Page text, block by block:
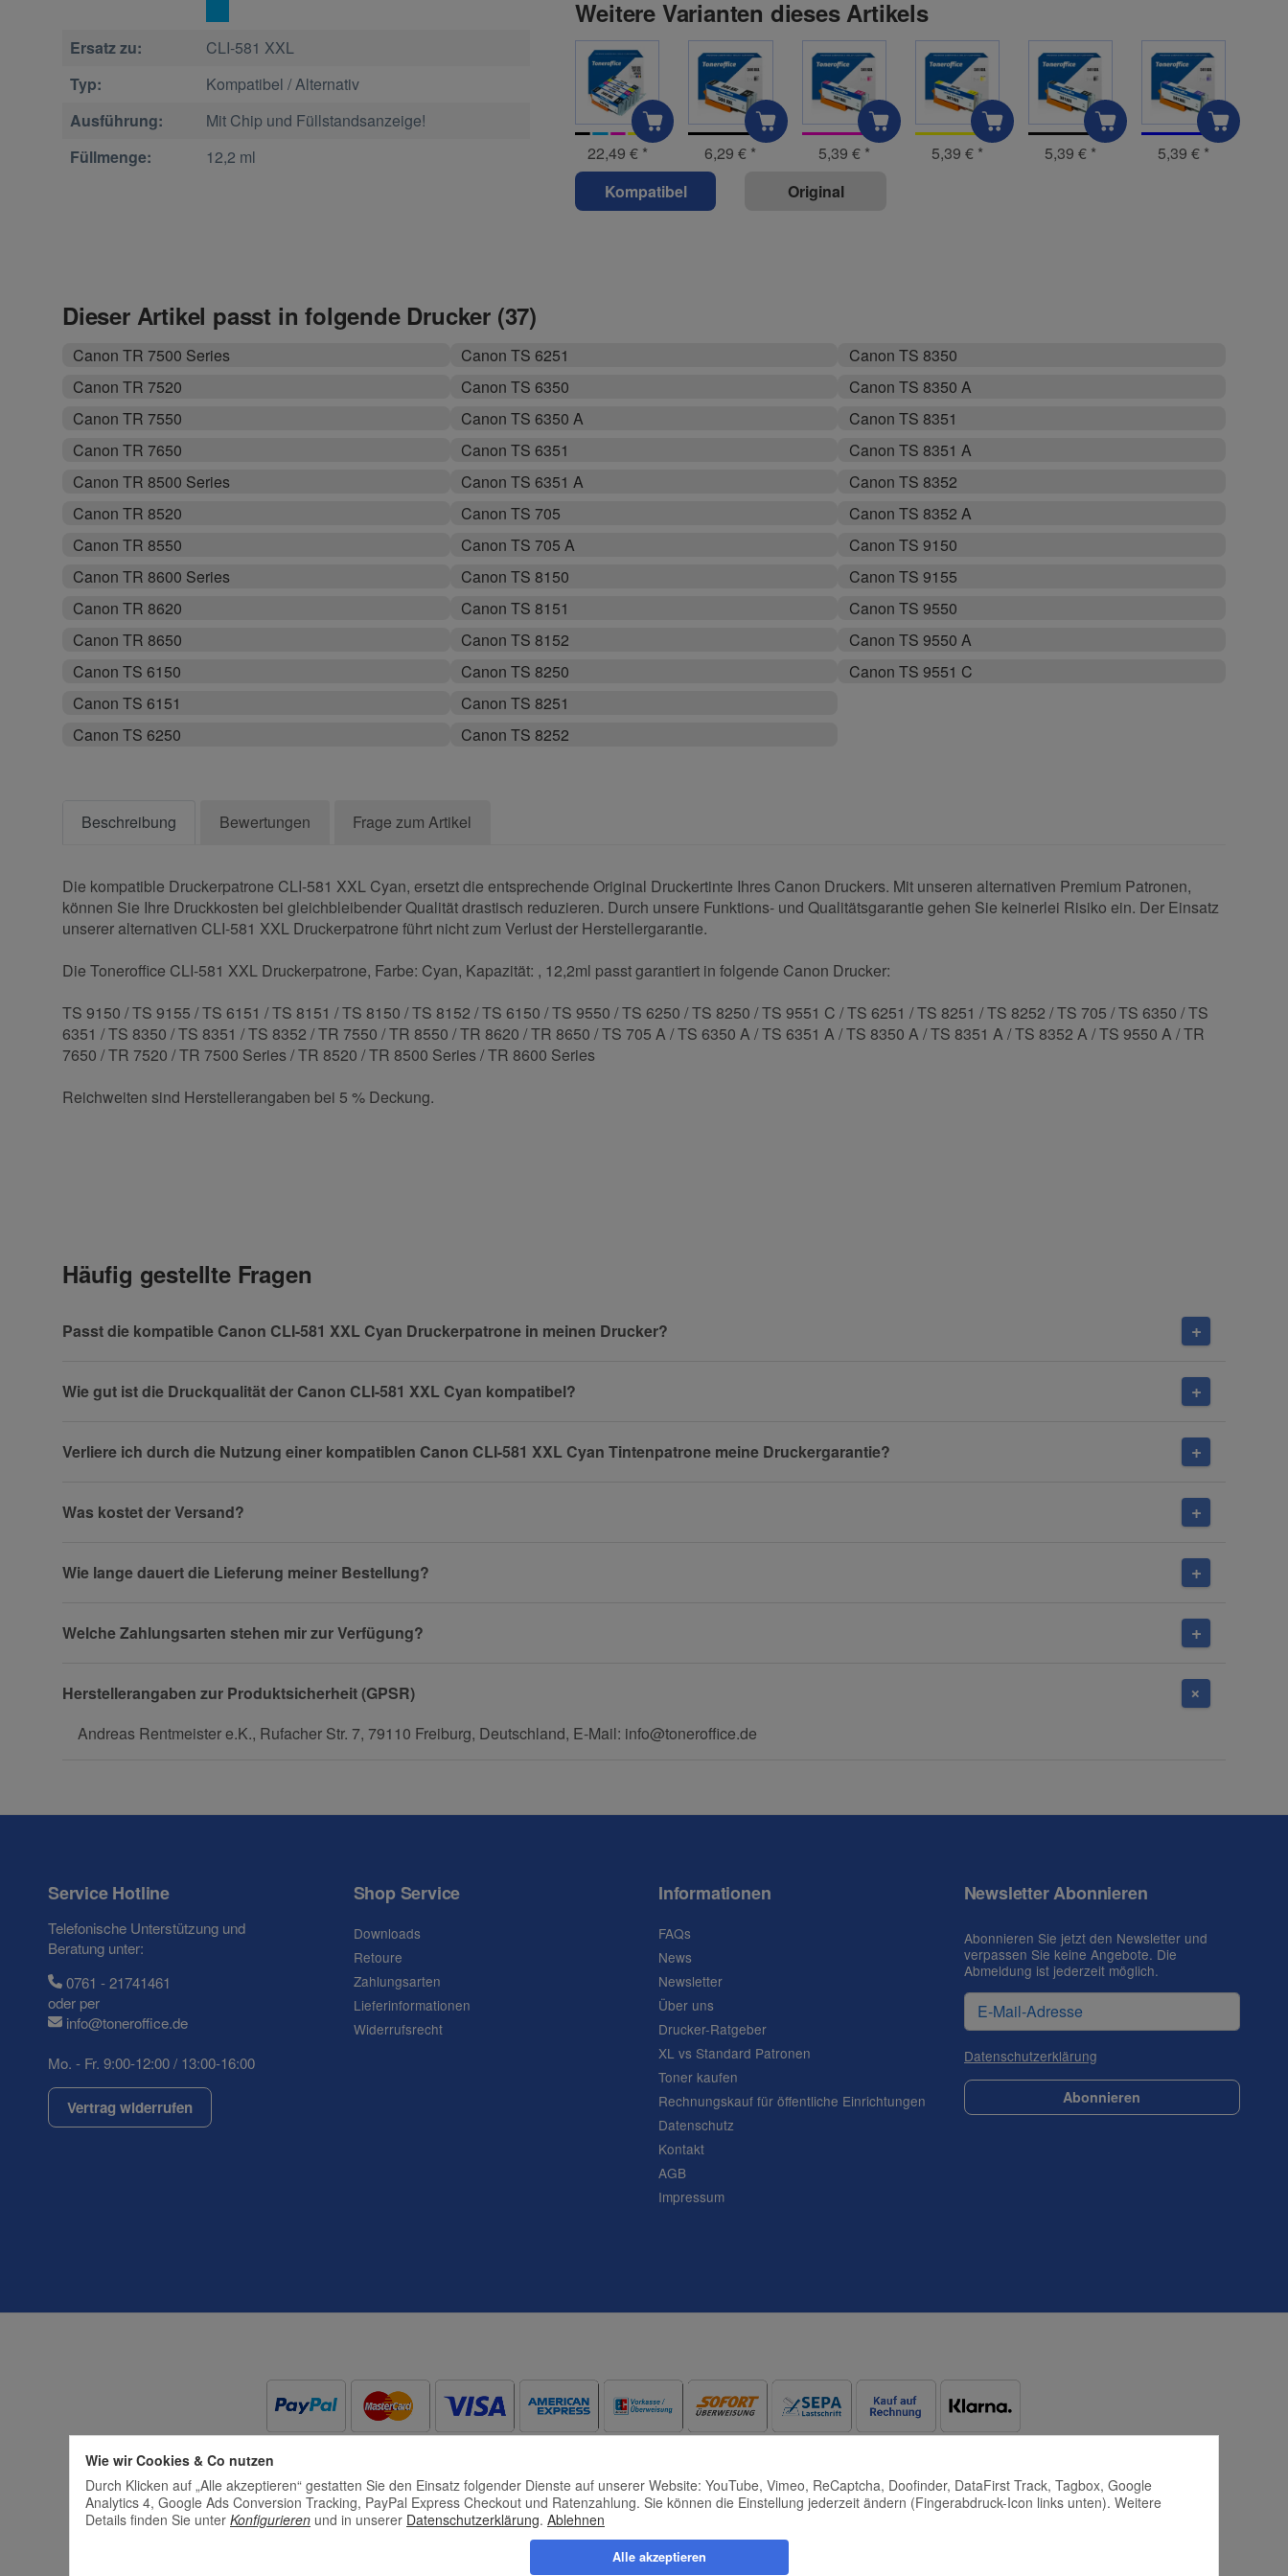
Ersatz zu:
CLI-581 XXL
Typ:
Kompatibel / Alternativ
Ausführung:
Mit Chip und Füllstandsanzeige!
Füllmenge:
12,2 ml
Weitere Varianten dieses Artikels
22,49 € * 6,29 € * 5,39 € * 5,39 € * 5,39 € * 5,39 € *
Kompatibel
Original
Dieser Artikel passt in folgende Drucker (37)
Canon TR 7500 Series
Canon TR 7520
Canon TR 7550
Canon TR 7650
Canon TR 8500 Series
Canon TR 8520
Canon TR 8550
Canon TR 8600 Series
Canon TR 8620
Canon TR 8650
Canon TS 6150
Canon TS 6151
Canon TS 6250
Canon TS 6251
Canon TS 6350
Canon TS 6350 A
Canon TS 6351
Canon TS 6351 A
Canon TS 705
Canon TS 705 A
Canon TS 8150
Canon TS 8151
Canon TS 8152
Canon TS 8250
Canon TS 8251
Canon TS 8252
Canon TS 8350
Canon TS 8350 A
Canon TS 8351
Canon TS 8351 A
Canon TS 8352
Canon TS 8352 A
Canon TS 9150
Canon TS 9155
Canon TS 9550
Canon TS 9550 A
Canon TS 9551 C
Beschreibung Bewertungen Frage zum Artikel
Die kompatible Druckerpatrone CLI-581 XXL Cyan, ersetzt die entsprechende Original Druckertinte Ihres Canon Druckers. Mit unseren alternativen Premium Patronen,
können Sie Ihre Druckkosten bei gleichbleibender Qualität drastisch reduzieren. Durch unsere Funktions- und Qualitätsgarantie gehen Sie keinerlei Risiko ein. Der Einsatz
unserer alternativen CLI-581 XXL Druckerpatrone führt nicht zum Verlust der Herstellergarantie.
Die Toneroffice CLI-581 XXL Druckerpatrone, Farbe: Cyan, Kapazität: , 12,2ml passt garantiert in folgende Canon Drucker:
TS 9150 / TS 9155 / TS 6151 / TS 8151 / TS 8150 / TS 8152 / TS 6150 / TS 9550 / TS 6250 / TS 8250 / TS 9551 C / TS 6251 / TS 8251 / TS 8252 / TS 705 / TS 6350 / TS
6351 / TS 8350 / TS 8351 / TS 8352 / TR 7550 / TR 8550 / TR 8620 / TR 8650 / TS 705 A / TS 6350 A / TS 6351 A / TS 8350 A / TS 8351 A / TS 8352 A / TS 9550 A / TR
7650 / TR 7520 / TR 7500 Series / TR 8520 / TR 8500 Series / TR 8600 Series
Reichweiten sind Herstellerangaben bei 5 % Deckung.
Telefon
Ihre Frage
(* = Pflichtfelder)
Frage abschicken
Häufig gestellte Fragen
Passt die kompatible Canon CLI-581 XXL Cyan Druckerpatrone in meinen Drucker?
Wie gut ist die Druckqualität der Canon CLI-581 XXL Cyan kompatibel?
Verliere ich durch die Nutzung einer kompatiblen Canon CLI-581 XXL Cyan Tintenpatrone meine Druckergarantie?
Was kostet der Versand?
Wie lange dauert die Lieferung meiner Bestellung?
Welche Zahlungsarten stehen mir zur Verfügung?
Herstellerangaben zur Produktsicherheit (GPSR)
Andreas Rentmeister e.K., Rufacher Str. 7, 79110 Freiburg, Deutschland, E-Mail: info@toneroffice.de
Service Hotline
Telefonische Unterstützung und
Beratung unter:
0761 - 21741461
oder per
info@toneroffice.de
Mo. - Fr. 9:00-12:00 / 13:00-16:00
Vertrag widerrufen
Shop Service
Downloads
Retoure
Zahlungsarten
Lieferinformationen
Widerrufsrecht
Informationen
FAQs
News
Newsletter
Über uns
Drucker-Ratgeber
XL vs Standard Patronen
Toner kaufen
Rechnungskauf für öffentliche Einrichtungen
Datenschutz
Kontakt
AGB
Impressum
Newsletter Abonnieren
Abonnieren Sie jetzt den Newsletter und
verpassen Sie keine Angebote. Die
Abmeldung ist jederzeit möglich.
Datenschutzerklärung
Abonnieren
Versand © © Toneroffice.de
Wie wir Cookies & Co nutzen
Durch Klicken auf „Alle akzeptieren“ gestatten Sie den Einsatz folgender Dienste auf unserer Website: YouTube, Vimeo, ReCaptcha, Doofinder, DataFirst Track, Tagbox, Google
Analytics 4, Google Ads Conversion Tracking, PayPal Express Checkout und Ratenzahlung. Sie können die Einstellung jederzeit ändern (Fingerabdruck-Icon links unten). Weitere
Details finden Sie unter Konfigurieren und in unserer Datenschutzerklärung. Ablehnen
Alle akzeptieren